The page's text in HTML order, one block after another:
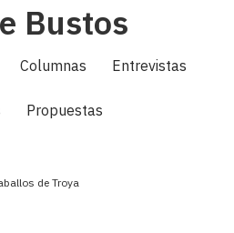
Bustos
Columnas Entrevistas
Propuestas
de Troya